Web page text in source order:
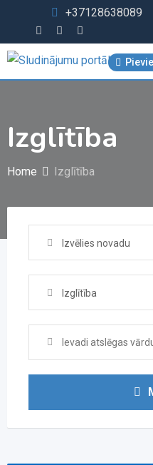
content
+37128638089
Izglītība
Home Izglītība
Izvēlies novadu
Izglītība